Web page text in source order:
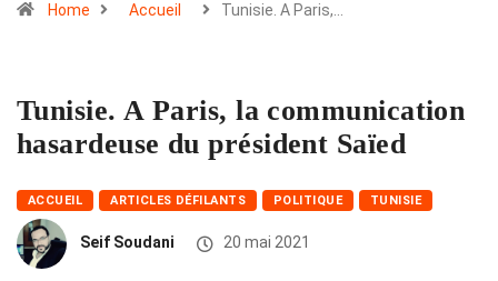
Home Accueil Tunisie. A Paris,…
Tunisie. A Paris, la communication
hasardeuse du président Saïed
ACCUEIL ARTICLES DÉFILANTS POLITIQUE TUNISIE
Seif Soudani 20 mai 2021